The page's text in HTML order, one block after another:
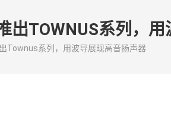
出TOWNUS系列，
Townus系列，用波导展现高音扬声器